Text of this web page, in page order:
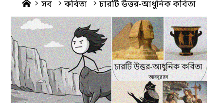
Home
সব কবিতা চারটি উত্তর-আধুনিক কবিতা